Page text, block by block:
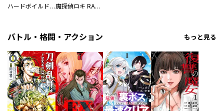
ハードボイルドスクランブルエッグ －木下さくら短編集－ 魔探偵ロキ RAGNAROK ～新世界の神々～
バトル・格闘・アクション もっと見る